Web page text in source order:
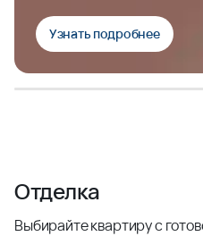
Узнать подробнее
Отделка
Выбирайте квартиру с